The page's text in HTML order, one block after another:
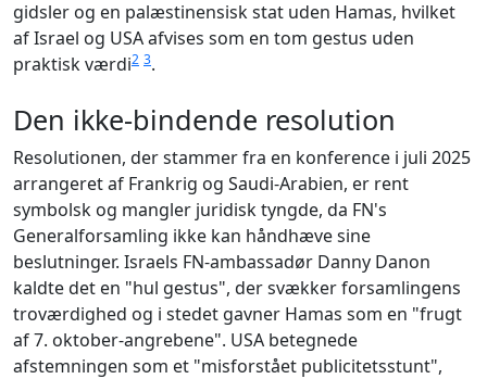
gidsler og en palæstinensisk stat uden Hamas, hvilket
af Israel og USA afvises som en tom gestus uden
praktisk værdi2 3.
Den ikke-bindende resolution
Resolutionen, der stammer fra en konference i juli 2025
arrangeret af Frankrig og Saudi-Arabien, er rent
symbolsk og mangler juridisk tyngde, da FN's
Generalforsamling ikke kan håndhæve sine
beslutninger. Israels FN-ambassadør Danny Danon
kaldte det en "hul gestus", der svækker forsamlingens
troværdighed og i stedet gavner Hamas som en "frugt
af 7. oktober-angrebene". USA betegnede
afstemningen som et "misforstået publicitetsstunt",